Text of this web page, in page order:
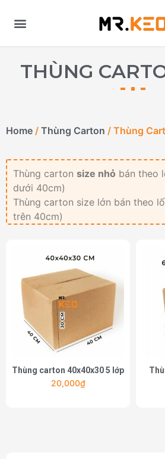
THÙNG
Home / Thùng Carton / Thùng
Thùng carton size nhỏ bán theo
dưới 40cm)
Thùng carton size lớn bán theo
trên 40cm)
Thùng carton 40x40x30 5 lớp
20,000₫